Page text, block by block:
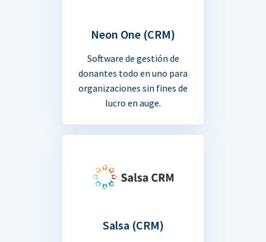
Neon One (CRM)
Software de gestión de
donantes todo en uno para
organizaciones sin fines de
lucro en auge.
Salsa (CRM)